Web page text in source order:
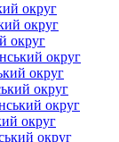
округ
округ
округ
округ
округ
округ
округ
округ
округ